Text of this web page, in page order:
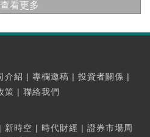
查看更多
介紹 | 專欄邀稿 | 投資者關係 |
策 | 聯絡我們
| 新時空 | 時代財經 | 證券市場周